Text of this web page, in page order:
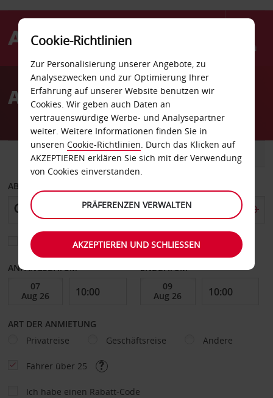
Menü
AvisAutovermietung Stratford
FAHRZEUG TRANSPORTER
ABHOLEN VON
Eine andere Rückgabestation auswählen
ANFANGSDATUM ENDDATUM
ART DER ANMIETUNG
Privatreise
Geschäftsreise Andere
Fahrer über 25
Ich habe einen Rabatt-Code
Cookie-Richtlinien
Zur Personalisierung unserer Angebote, zu
Analysezwecken und zur Optimierung Ihrer
Erfahrung auf unserer Website benutzen wir
Cookies. Wir geben auch Daten an
vertrauenswürdige Werbe- und Analysepartner
weiter. Weitere Informationen finden Sie in
unseren Cookie-Richtlinien. Durch das Klicken auf
AKZEPTIEREN erklären Sie sich mit der Verwendung
von Cookies einverstanden.
PRÄFERENZEN VERWALTEN
AKZEPTIEREN UND SCHLIESSEN